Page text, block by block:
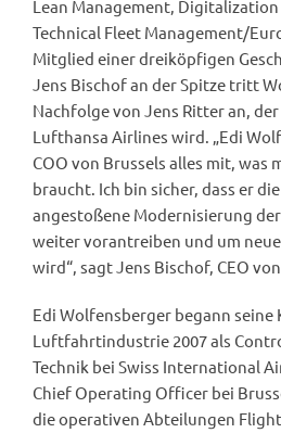
Lean Management, Digitalization
Technical Fleet Management/
Mitglied einer dreiköpfigen
Jens Bischof an der Spitze tritt
Nachfolge von Jens Ritter an, der
Lufthansa Airlines wird. „Edi
COO von Brussels alles mit, was
braucht. Ich bin sicher, dass er
angestoßene Modernisierung
weiter vorantreiben und um
wird“, sagt Jens Bischof, CEO
Edi Wolfensberger begann seine
Luftfahrtindustrie 2007 als
Technik bei Swiss International
Chief Operating Officer bei
die operativen Abteilungen